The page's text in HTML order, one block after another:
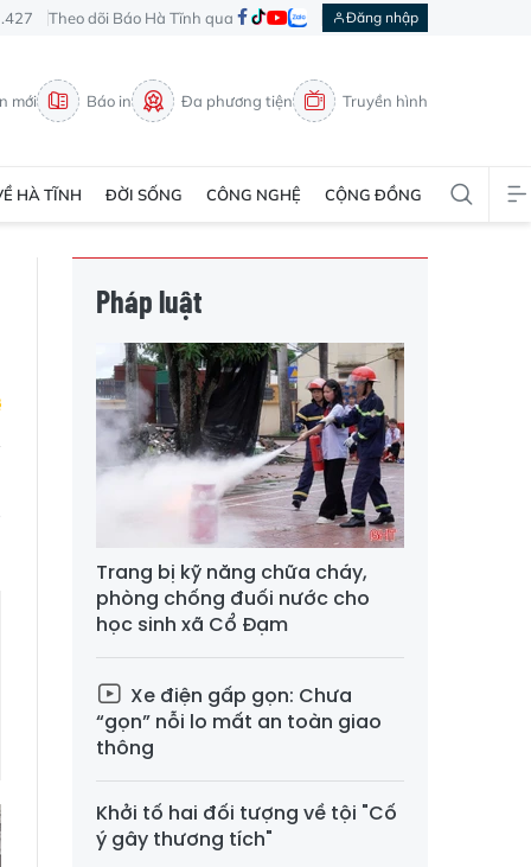
Theo dõi Báo Hà Tĩnh qua Đăng nhập
mới Báo in Đa phương tiện Truyền hình
HÀ TĨNH ĐỜI SỐNG CÔNG NGHỆ CỘNG ĐỒNG
Pháp luật
Trang bị kỹ năng chữa cháy,
phòng chống đuối nước cho
học sinh xã Cổ Đạm
Xe điện gấp gọn: Chưa
“gọn” nỗi lo mất an toàn giao
thông
Khởi tố hai đối tượng về tội "Cố
ý gây thương tích"